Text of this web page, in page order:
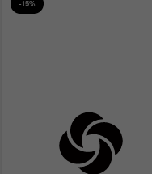
-15%